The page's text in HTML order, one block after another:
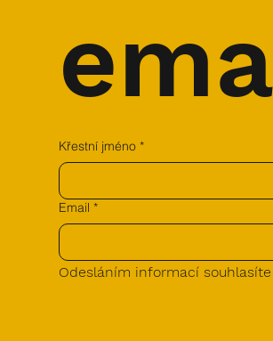
Křestní jméno *
Email *
Odesláním informací